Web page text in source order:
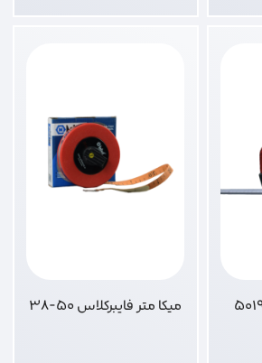
میکا متر فایبرکلاس 50-38